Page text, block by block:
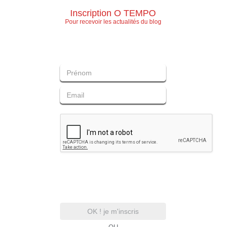
Inscription O TEMPO
Pour recevoir les actualités du blog
OK ! je m'inscris